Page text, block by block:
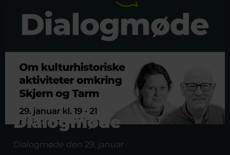
Dialogmøde
Dialogmøde den 29. januar